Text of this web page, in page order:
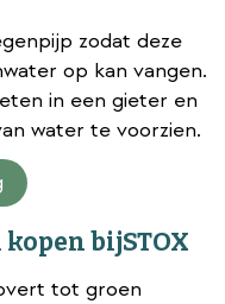
zodat deze
op kan vangen.
in een gieter en
water te voorzien.
bijSTOX
tot groen